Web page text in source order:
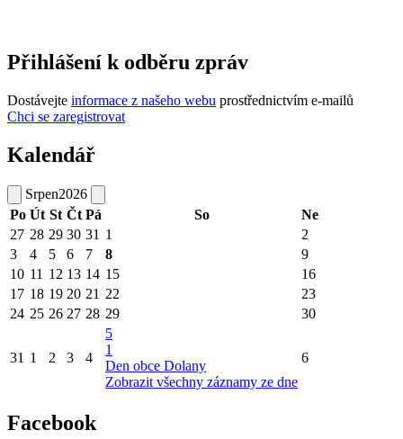
Přihlášení k odběru zpráv
Dostávejte informace z našeho webu prostřednictvím e-mailů
Chci se zaregistrovat
Kalendář
Srpen2026
Po Út St Čt Pá So
Ne
27 28 29 30 31 1
2
3
4 5 6 7 8
9
10 11 12 13 14 15
16
17 18 19 20 21 22
23
24 25 26 27 28 29 30
31 1 2 3 4
5
1
Den obce Dolany
Zobrazit všechny záznamy ze dne
6
Facebook